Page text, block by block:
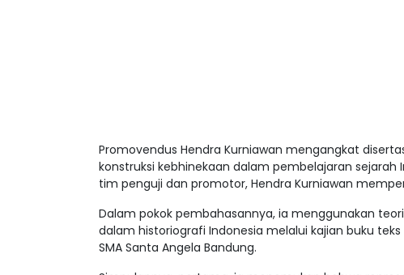
Promovendus Hendra Kurniawan mengangkat
konstruksi kebhinekaan dalam pembelajaran
tim penguji dan promotor, Hendra Kurniawan
Dalam pokok pembahasannya, ia menggunakan
dalam historiografi Indonesia melalui kajian buku
SMA Santa Angela Bandung.